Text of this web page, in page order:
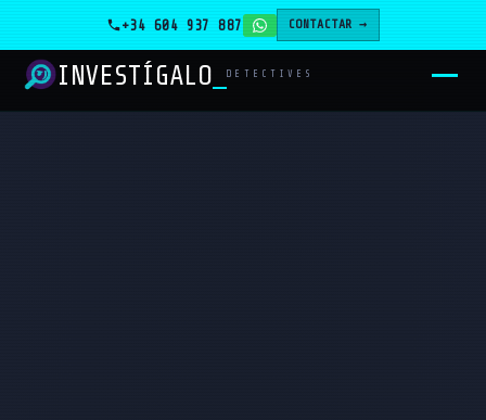
+34 604 937 887 CONTACTAR →
INVESTÍGALO DETECTIVES